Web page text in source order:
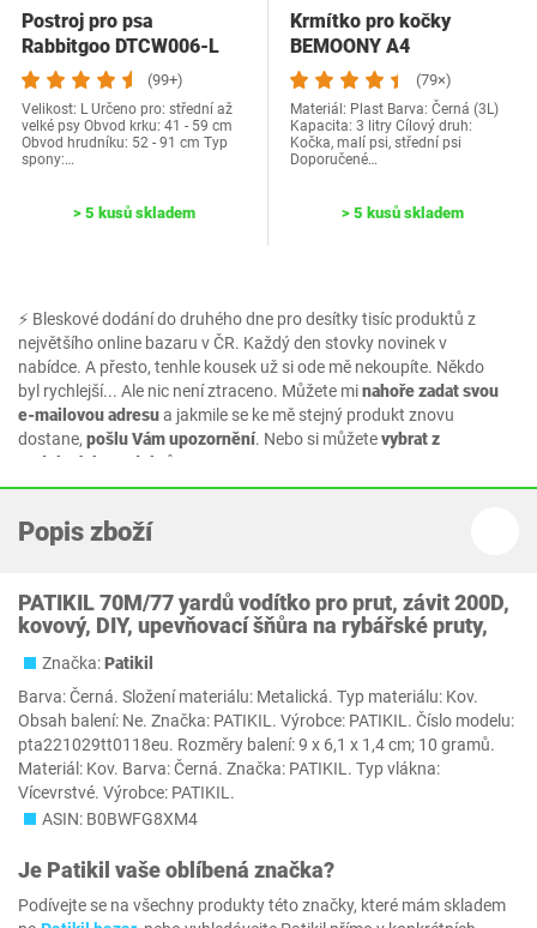
⚡ Bleskové dodání do druhého dne pro desítky tisíc produktů z
největšího online bazaru v ČR. Každý den stovky novinek v
nabídce. A přesto, tenhle kousek už si ode mě nekoupíte. Někdo
byl rychlejší... Ale nic není ztraceno. Můžete minahoře zadat svou
e-mailovou adresua jakmile se ke mě stejný produkt znovu
dostane, pošlu Vám upozornění. Nebo si můžetevybrat z
podobných produktů.
Postroj pro psa
Rabbitgoo DTCW006-L
(99+)
Velikost: L Určeno pro: střední až
velké psy Obvod krku: 41 - 59 cm
Obvod hrudníku: 52 - 91 cm Typ
spony:…
> 5 kusů skladem
Krmítko pro kočky
BEMOONY A4
(79×)
Materiál: Plast Barva: Černá (3L)
Kapacita: 3 litry Cílový druh:
Kočka, malí psi, střední psi
Doporučené…
> 5 kusů skladem
Popis zboží
PATIKIL 70M/77 yardů vodítko pro prut, závit 200D,
kovový, DIY, upevňovací šňůra na rybářské pruty,
Značka:Patikil
Barva: Černá. Složení materiálu: Metalická. Typ materiálu: Kov.
Obsah balení: Ne. Značka: PATIKIL. Výrobce: PATIKIL. Číslo modelu:
pta221029tt0118eu. Rozměry balení: 9 x 6,1 x 1,4 cm; 10 gramů.
Materiál: Kov. Barva: Černá. Značka: PATIKIL. Typ vlákna:
Vícevrstvé. Výrobce: PATIKIL.
ASIN: B0BWFG8XM4
Je Patikil vaše oblíbená značka?
Podívejte se na všechny produkty této značky, které mám skladem